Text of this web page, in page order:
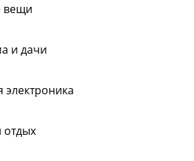
вещи
и дачи
электроника
отдых